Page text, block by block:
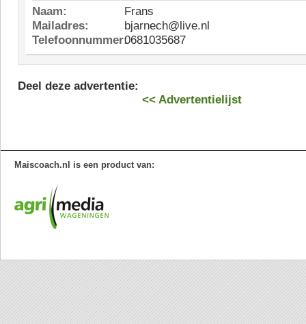
Naam:
Frans
Mailadres:
bjarnech@live.nl
Telefoonnummer:0681035687
Deel deze advertentie:
<< Advertentielijst
Maiscoach.nl is een product van: